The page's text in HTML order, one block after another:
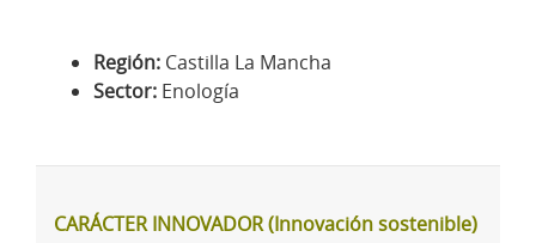
Región: Castilla La Mancha
Sector: Enología
CARÁCTER INNOVADOR (Innovación sostenible)